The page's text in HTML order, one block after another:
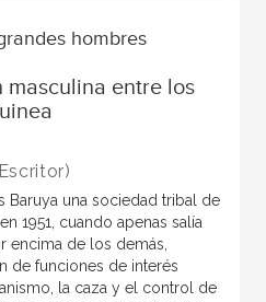
hombres
entre los
una sociedad tribal de
1951, cuando apenas salía
encima de los demás,
de funciones de interés
la caza y el control de